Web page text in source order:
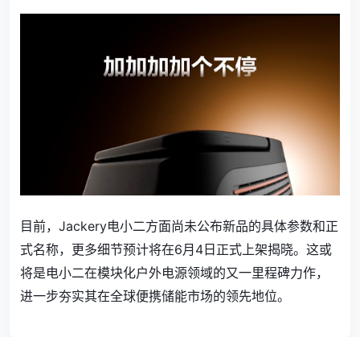
目前，Jackery电小二方面尚未公布新品的具体参数和正
式名称，更多细节预计将在6月4日正式上架揭晓。这或
将是电小二在模块化户外电源领域的又一里程碑力作，
进一步夯实其在全球便携储能市场的领先地位。